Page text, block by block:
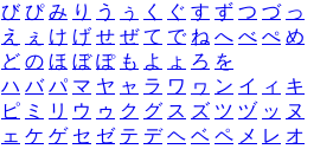
び ぴ み り う ぅ く ぐ す ず つ づ っ
え ぇ け げ せ ぜ て で ね へ べ ぺ め
ど の ほ ぼ ぽ も よ ょ ろ を
ハ バ パ マ ヤ ャ ラ ワ ヮ ン イ ィ キ
ピ ミ リ ウ ゥ ク グ ス ズ ツ ヅ ッ ヌ
ェ ケ ゲ セ ゼ テ デ ヘ ベ ペ メ レ オ